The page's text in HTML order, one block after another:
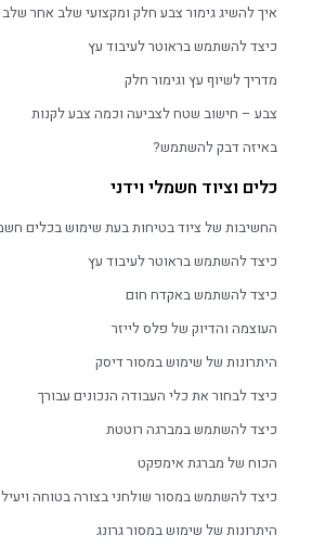
איך להשיג גימור צבע חלק ומקצועי שלב אחר שלב
כיצד להשתמש בראוטר לעיבוד עץ
מדריך לשיוף עץ וגימור חלק
צבע – חישוב שטח לצביעה וכמה צבע לקנות
באיזה דבק להשתמש?
כלים וציוד חשמלי וידני
החשיבות של ציוד בטיחות בעת שימוש בכלים
כיצד להשתמש בראוטר לעיבוד עץ
כיצד להשתמש באקדח חום
העוצמה והדיוק של פלס לייזר
היתרונות של שימוש במסור דיסק
כיצד לבחור את כלי העבודה הנכונים עבורך
כיצד להשתמש במברגה רוטטת
הכוח של מברגת אימפקט
כיצד להשתמש במסור שולחני בצורה בטוחה
היתרונות של שימוש במסור גרונג